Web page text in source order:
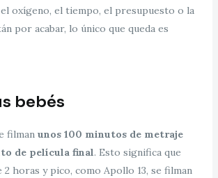
oxígeno, el tiempo, el presupuesto o la
por acabar, lo único que queda es
bebés
filman unos 100 minutos de metraje
de película final. Esto significa que
2 horas y pico, como Apollo 13, se filman